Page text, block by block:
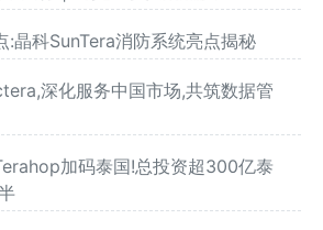
:晶科SunTera消防系统亮点揭秘
深化服务中国市场,共筑数据管
加码泰国!总投资超300亿泰